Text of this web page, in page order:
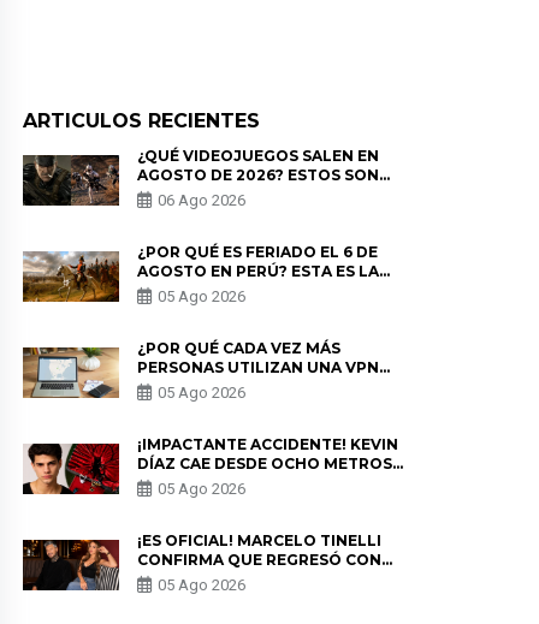
ARTICULOS RECIENTES
¿QUÉ VIDEOJUEGOS SALEN EN
AGOSTO DE 2026? ESTOS SON
LOS ESTRENOS MÁS ESPERADOS
06 Ago 2026
¿POR QUÉ ES FERIADO EL 6 DE
AGOSTO EN PERÚ? ESTA ES LA
HISTORIA
05 Ago 2026
¿POR QUÉ CADA VEZ MÁS
PERSONAS UTILIZAN UNA VPN
PARA PROTEGER SU
PRIVACIDAD?
05 Ago 2026
¡IMPACTANTE ACCIDENTE! KEVIN
DÍAZ CAE DESDE OCHO METROS
EN “ESTO ES GUERRA” Y GENERA
PREOCUPACIÓN
05 Ago 2026
¡ES OFICIAL! MARCELO TINELLI
CONFIRMA QUE REGRESÓ CON
MILETT FIGUEROA: “EL AMOR
PUDO MÁS”
05 Ago 2026